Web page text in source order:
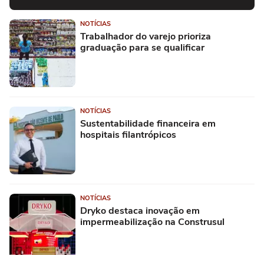
NOTÍCIAS
Trabalhador do varejo prioriza
graduação para se qualificar
NOTÍCIAS
Sustentabilidade financeira em
hospitais filantrópicos
NOTÍCIAS
Dryko destaca inovação em
impermeabilização na Construsul